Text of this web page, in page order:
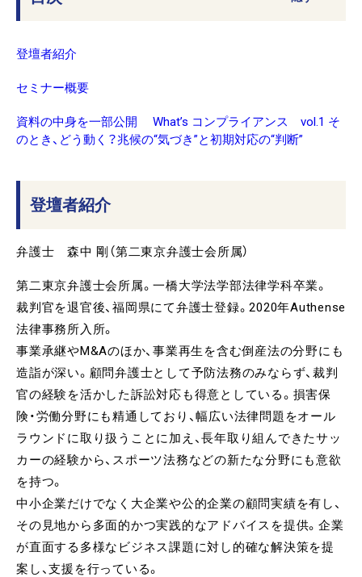
登壇者紹介
セミナー概要
資料の中身を一部公開 What’s コンプライアンス vol.1 そ
のとき、どう動く？兆候の“気づき”と初期対応の“判断”
登壇者紹介
弁護士 森中 剛（第二東京弁護士会所属）
第二東京弁護士会所属。一橋大学法学部法律学科卒業。
裁判官を退官後、福岡県にて弁護士登録。2020年Authense
法律事務所入所。
事業承継やM&Aのほか、事業再生を含む倒産法の分野にも
造詣が深い。顧問弁護士として予防法務のみならず、裁判
官の経験を活かした訴訟対応も得意としている。損害保
険・労働分野にも精通しており、幅広い法律問題をオール
ラウンドに取り扱うことに加え、長年取り組んできたサッ
カーの経験から、スポーツ法務などの新たな分野にも意欲
を持つ。
中小企業だけでなく大企業や公的企業の顧問実績を有し、
その見地から多面的かつ実践的なアドバイスを提供。企業
が直面する多様なビジネス課題に対し的確な解決策を提
案し、支援を行っている。